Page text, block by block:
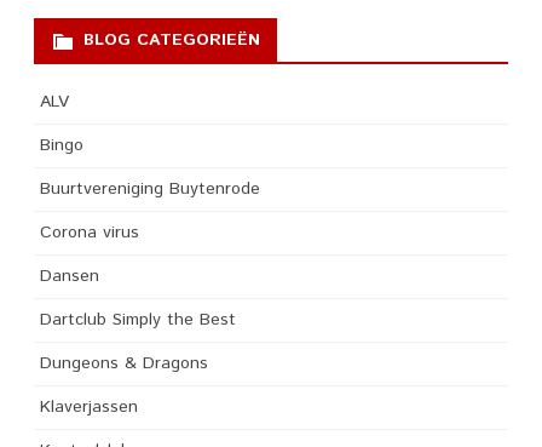
BLOG CATEGORIEËN
ALV
Bingo
Buurtvereniging Buytenrode
Corona virus
Dansen
Dartclub Simply the Best
Dungeons & Dragons
Klaverjassen